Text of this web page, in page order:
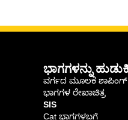
ಭಾಗಗಳನ್ನು
ವರ್ಗದ ಮೂಲಕ
ಭಾಗಗಳ ರೇಖಾಚಿತ್ರ
SIS